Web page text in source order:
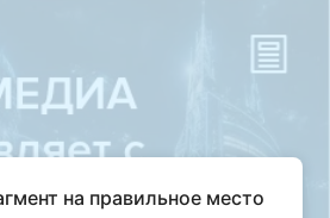
на правильное место